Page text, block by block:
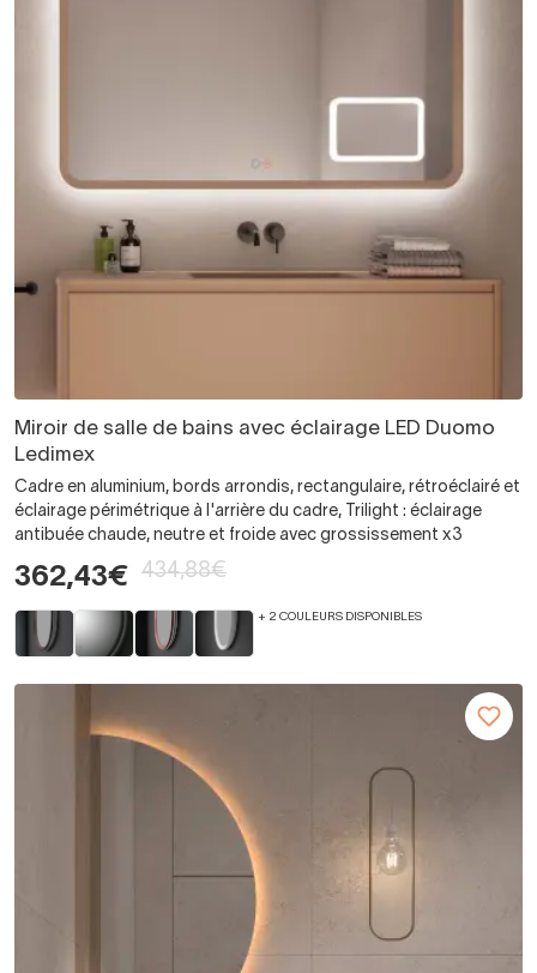
Miroir de salle de bains avec éclairage LED Duomo
Ledimex
Cadre en aluminium, bords arrondis, rectangulaire, rétroéclairé et
éclairage périmétrique à l'arrière du cadre, Trilight : éclairage
antibuée chaude, neutre et froide avec grossissement x3
362,43€ 434,88€
+ 2 COULEURS DISPONIBLES